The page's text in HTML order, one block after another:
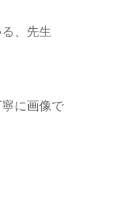
、先生
に画像で